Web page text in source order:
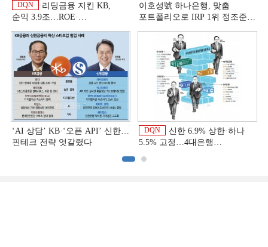
DQN
리딩금융 지킨 KB,
순익 3.9조…ROE·
상반기 금융 리그테이블]
이호성號 하나은행, 맞춤
포트폴리오로 IRP 1위 정조준
‘AI 상담’ KB·‘오픈 API’ 신한…
핀테크 전략 엇갈렸다
DQN
신한 6.9% 상한·하나
5.5% 고정…4대은행